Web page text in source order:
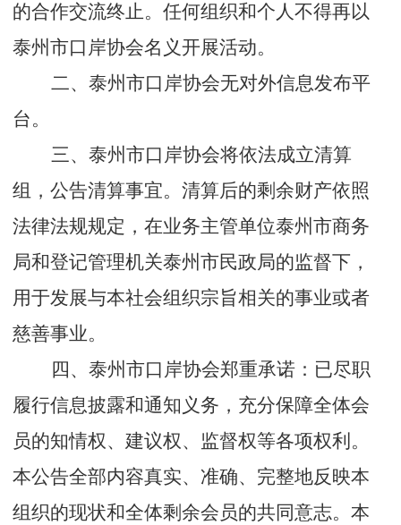
的合作交流终止。任何组织和个人不得再以
泰州市口岸协会名义开展活动。
二、泰州市口岸协会无对外信息发布平
台。
三、泰州市口岸协会将依法成立清算
组，公告清算事宜。清算后的剩余财产依照
法律法规规定，在业务主管单位泰州市商务
局和登记管理机关泰州市民政局的监督下，
用于发展与本社会组织宗旨相关的事业或者
慈善事业。
四、泰州市口岸协会郑重承诺：已尽职
履行信息披露和通知义务，充分保障全体会
员的知情权、建议权、监督权等各项权利。
本公告全部内容真实、准确、完整地反映本
组织的现状和全体剩余会员的共同意志。本